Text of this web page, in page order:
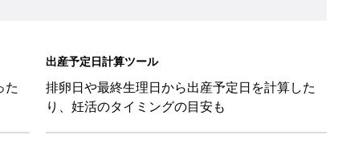
読み、男女別の実例も [赤ちゃんの名づけ・命名]